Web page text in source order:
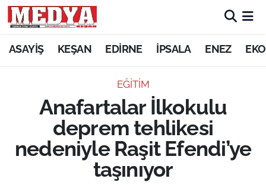
ASAYİŞ KEŞAN EDİRNE İPSALA ENEZ
EĞİTİM
Anafartalar İlkokulu
deprem tehlikesi
nedeniyle Raşit Efendi’ye
taşınıyor
KEŞAN
ASAYİŞ
SİYASET